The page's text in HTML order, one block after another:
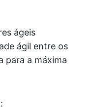
ágeis
ágil entre os
para a máxima